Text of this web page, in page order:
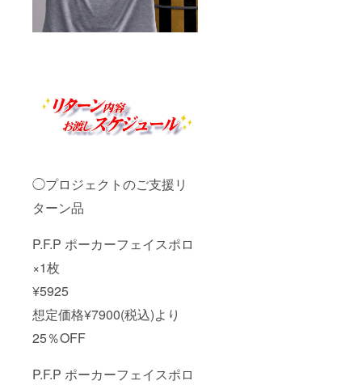
◯プロジェクトのご支援リ
ターン品
P.F.P ポーカーフェイスポロ
×1枚
¥5925
想定価格¥7900(税込)より
25％OFF
P.F.P ポーカーフェイスポロ